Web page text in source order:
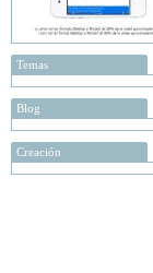
Temas
Blog
Creación